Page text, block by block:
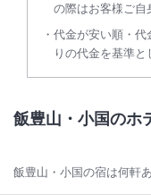
の際はお客様ご自
代金が安い順・代
りの代金を基準と
飯豊山・小国のホ
飯豊山・小国の宿は何軒